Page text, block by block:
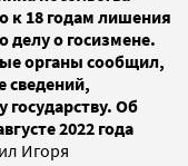
к 18 годам лишения
делу о госизмене.
органы сообщил,
сведений,
государству. Об
2022 года
Игоря